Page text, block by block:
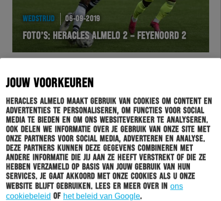
JOUW VOORKEUREN
Heracles Almelo maakt gebruik van cookies om content en
advertenties te personaliseren, om functies voor social
media te bieden en om ons websiteverkeer te analyseren.
Ook delen we informatie over je gebruik van onze site met
onze partners voor social media, adverteren en analyse.
Deze partners kunnen deze gegevens combineren met
andere informatie die jij aan ze heeft verstrekt of die ze
hebben verzameld op basis van jouw gebruik van hun
services. Je gaat akkoord met onze cookies als u onze
website blijft gebruiken. Lees er meer over in ons
cookiebeleid of het beleid van Google.
WEDSTRIJD 06-09-2019
FOTO’S: HERACLES ALMELO 2 – FEYENOORD 2
HERACLES 06-09-2019
MAURO JUNIOR WINT MET BRAZILIË ONDER 23